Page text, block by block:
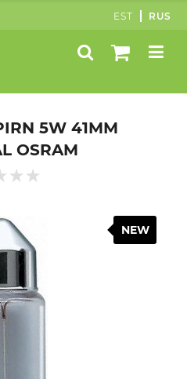
EST RUS
5W 41MM
OSRAM
NEW